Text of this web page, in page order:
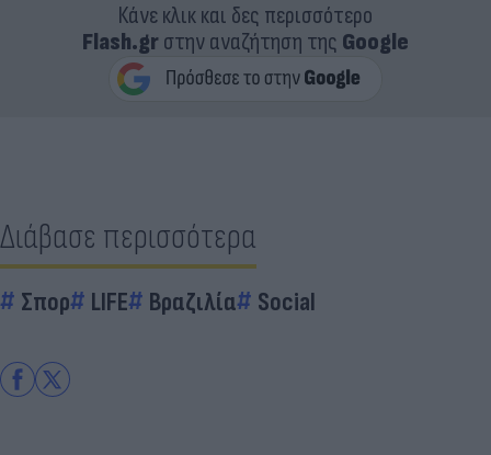
Κάνε κλικ και δες περισσότερο
Flash.grστην αναζήτηση της Google
Διάβασε περισσότερα
Σπορ LIFE Βραζιλία Social